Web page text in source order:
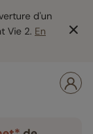
d'un
Vie 2. En